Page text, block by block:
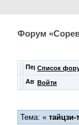
Форум
Список
Войти
Тема: « тайцзи-